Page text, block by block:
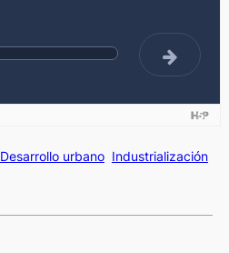
Desarrollo urbano Industrialización